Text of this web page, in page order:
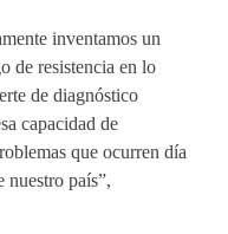
inventamos un
de resistencia en lo
de diagnóstico
capacidad de
que ocurren día
nuestro país”,